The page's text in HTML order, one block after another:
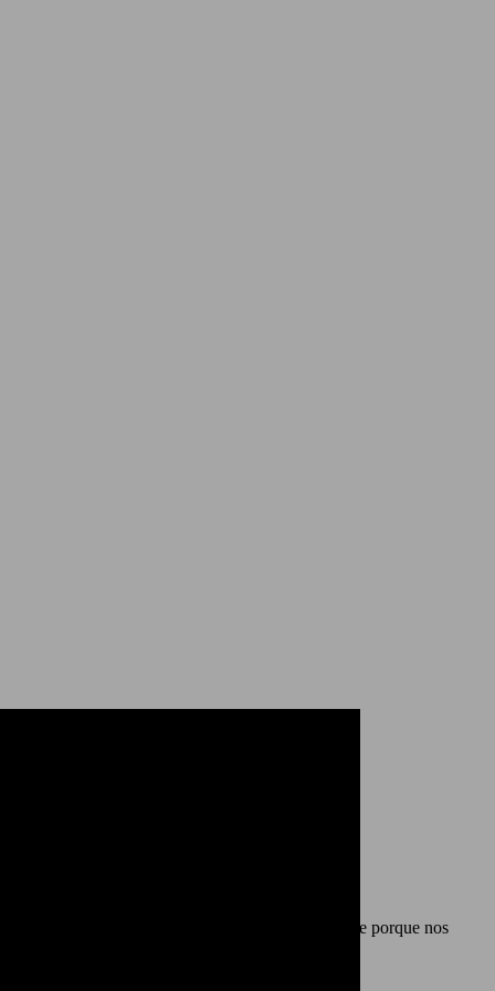
hace poco, a estas bebidas se les llamaba leche porque nos